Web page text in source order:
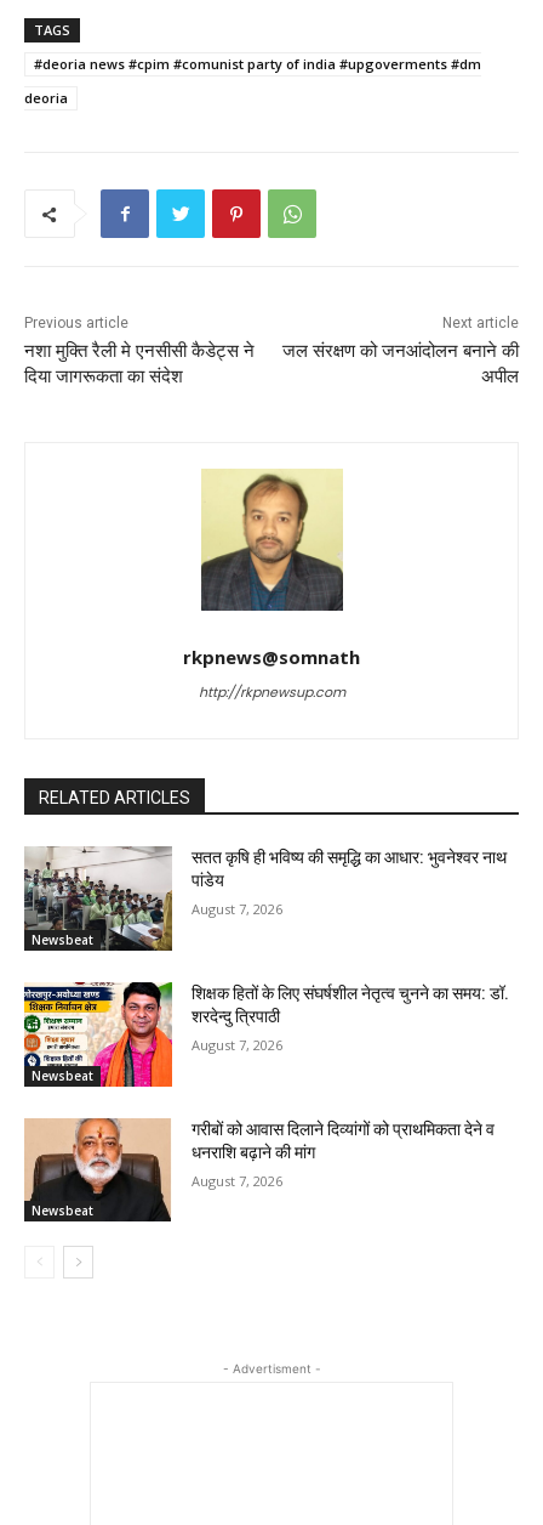
c
e er l ts
p
e e
TAGS
#deoria news #cpim #comunist party of india #upgoverments #dm
deoria
Previous article
नशा मुक्ति रैली मे एनसीसी कैडेट्स ने
दिया जागरूकता का संदेश
Next article
जल संरक्षण को जनआंदोलन बनाने की
अपील
rkpnews@somnath
http://rkpnewsup.com
RELATED ARTICLES
Newsbeat
सतत कृषि ही भविष्य की समृद्धि का आधार: भुवनेश्वर नाथ
पांडेय
August 7, 2026
Newsbeat
शिक्षक हितों के लिए संघर्षशील नेतृत्व चुनने का समय: डॉ.
शरदेन्दु त्रिपाठी
August 7, 2026
Newsbeat
गरीबों को आवास दिलाने दिव्यांगों को प्राथमिकता देने व
धनराशि बढ़ाने की मांग
August 7, 2026
- Advertisment -